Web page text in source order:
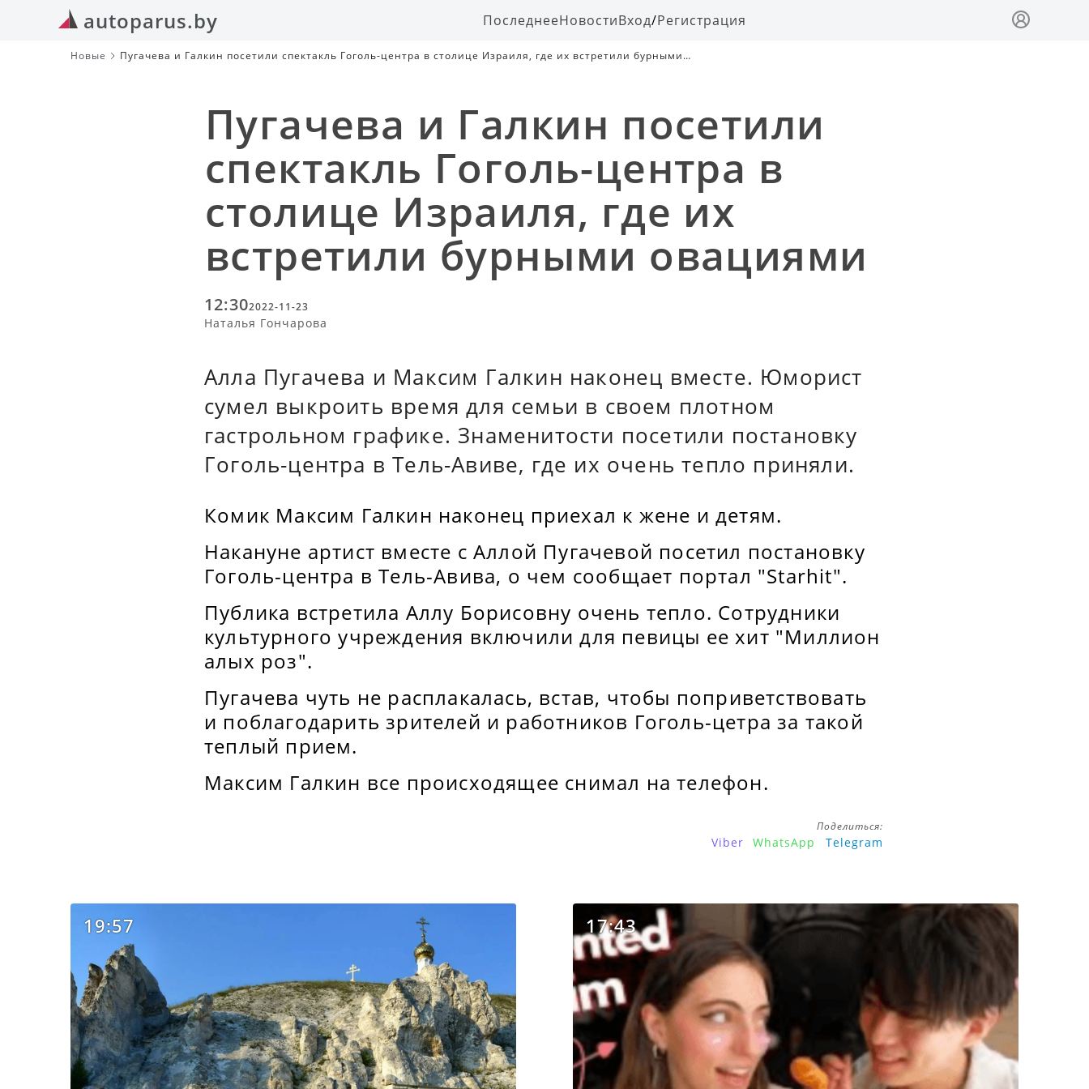
autoparus.by ПоследнееНовостиВход/Регистрация
Новые
Пугачева и Галкин посетили спектакль Гоголь-центра в столице Израиля, где их встретили бурными
Пугачева и Галкин посетили
спектакль Гоголь-центра в
столице Израиля, где их
встретили бурными овациями
12:302022-11-23
Наталья Гончарова
Алла Пугачева и Максим Галкин наконец вместе. Юморист
сумел выкроить время для семьи в своем плотном
гастрольном графике. Знаменитости посетили постановку
Гоголь-центра в Тель-Авиве, где их очень тепло приняли.
Комик Максим Галкин наконец приехал к жене и детям.
Накануне артист вместе с Аллой Пугачевой посетил постановку
Гоголь-центра в Тель-Авива, о чем сообщает портал "Starhit".
Публика встретила Аллу Борисовну очень тепло. Сотрудники
культурного учреждения включили для певицы ее хит "Миллион
алых роз".
Пугачева чуть не расплакалась, встав, чтобы поприветствовать
и поблагодарить зрителей и работников Гоголь-цетра за такой
теплый прием.
Максим Галкин все происходящее снимал на телефон.
Поделиться:
Viber WhatsApp Telegram
19:57 17:43